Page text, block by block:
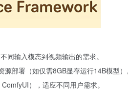
同输入模态到视频输出的需求。
源部署（如仅需8GB显存运行14B模型
），适应不同用户需求。